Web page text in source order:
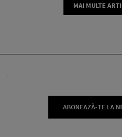
MAI MULTE
ABONEAZĂ-TE LA